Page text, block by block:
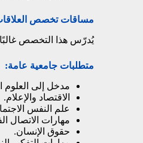
مساقات تخصص
يُدرّس هذا التخصص غالبًا
متطلبات جامعية عامة:
مدخل إلى العلوم
الاقتصاد والإعلام.
علم النفس
مهارات الاتصال
حقوق الإنسان.